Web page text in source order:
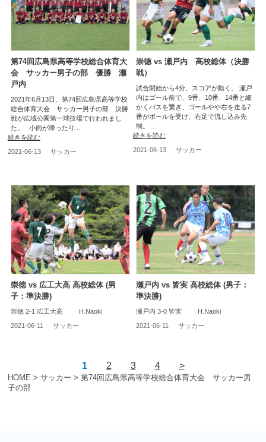
HOME > サッカー > 第74回広島県高等学校総合体育大会 サッカー男
子の部
第74回広島県高等学校総合体育大
会 サッカー男子の部 優勝 瀬
戸内
2021年6月13日、第74回広島県高等学校
総合体育大会 サッカー男子の部 決勝
戦が広域公園第一球技場で行われまし
た。 小雨が降ったり...
続きを読む
2021-06-13
サッカー
崇徳 vs 瀬戸内 高校総体（決勝
戦）
試合開始から4分、スコアが動く。 瀬戸
内はゴール前で、9番、10番、14番と細
かくパスを繋ぎ、ゴールやや右を走る7
番がボールを受け、右足で流し込み先
制。 ...
続きを読む
2021-06-13
サッカー
崇徳 vs 広工大高 高校総体 (男
子：準決勝)
崇徳 2-1 広工大高 H.Naoki
2021-06-11
サッカー
瀬戸内 vs 皆実 高校総体 (男子：
準決勝)
瀬戸内 3-0 皆実 H.Naoki
2021-06-11
サッカー
1 2 3 4 >